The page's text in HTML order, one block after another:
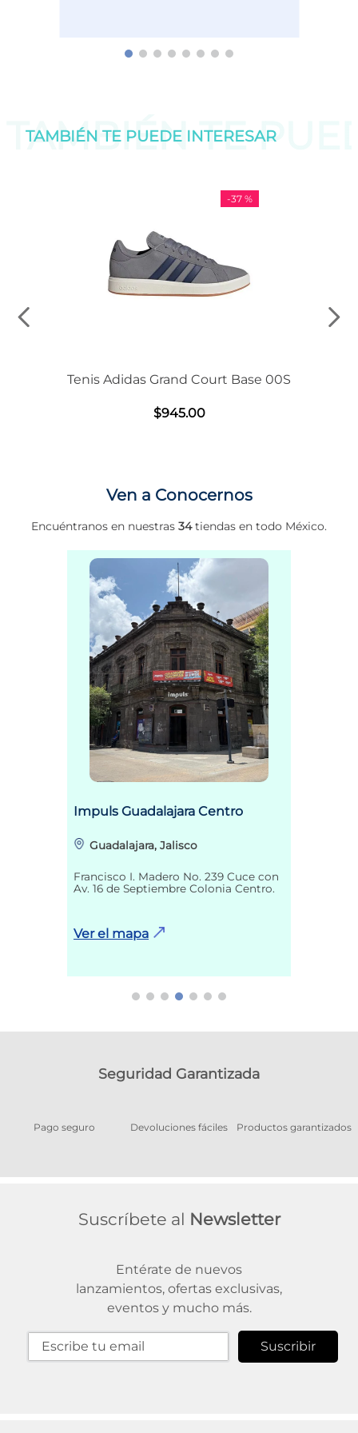
TAMBIÉN TE
TAMBIÉN TE PUEDE INTERESAR
-37 %
Tenis Adidas Grand Court Base 00S
$945.00
Ven a Conocernos
Encuéntranos en nuestras 34tiendas en todo México.
Impuls Guadalajara Centro
Guadalajara, Jalisco
Francisco I. Madero No. 239 Cuce con
Av. 16 de Septiembre Colonia Centro.
Ver el mapa
Seguridad Garantizada
Pago seguro Devoluciones fáciles Productos garantizados
Suscríbete al Newsletter
Entérate de nuevos
lanzamientos, ofertas exclusivas,
eventos y mucho más.
Suscribir